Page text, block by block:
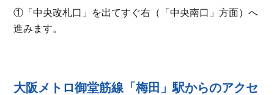
①「中央改札口」を出てすぐ右（「中央南口」方面）へ
進みます。
大阪メトロ御堂筋線「梅田」駅からのアクセ